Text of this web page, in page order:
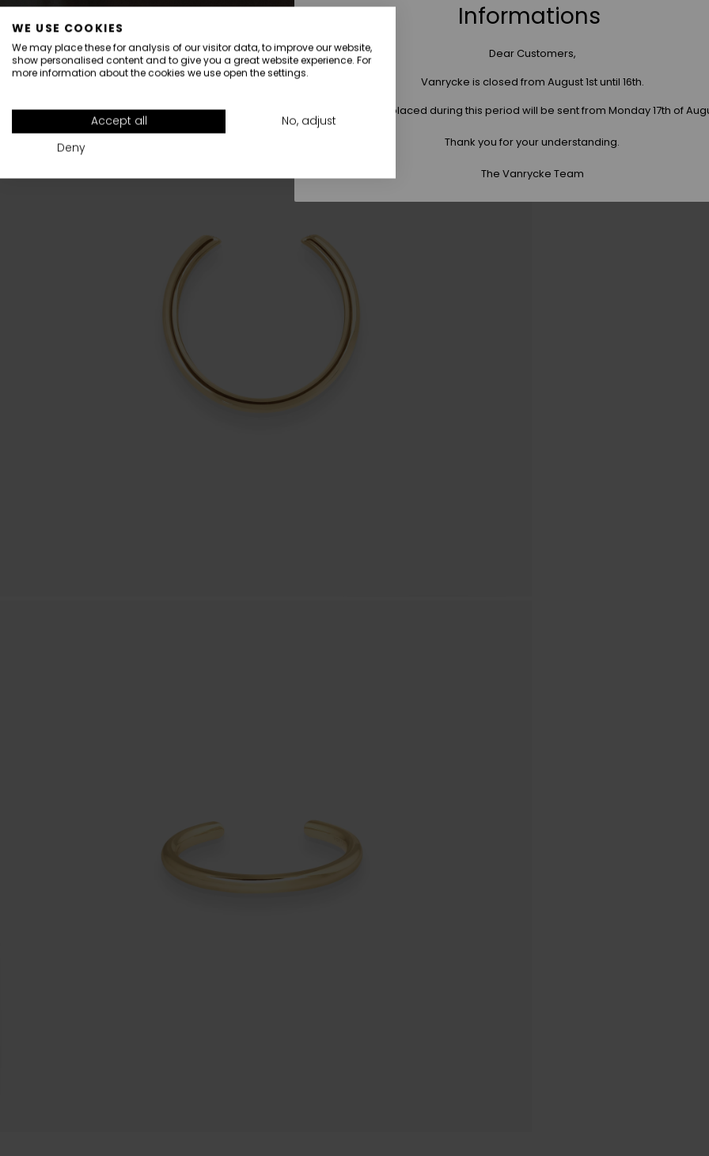
WE USE COOKIES
We may place these for analysis of our visitor data, to improve our website,
show personalised content and to give you a great website experience. For
more information about the cookies we use open the settings.
Accept all
No, adjust
Deny
Informations
Dear Customers,
Vanrycke is closed from August 1st until 16th.
All orders placed during this period will be sent from Monday 17th of
Thank you for your understanding.
The Vanrycke Team